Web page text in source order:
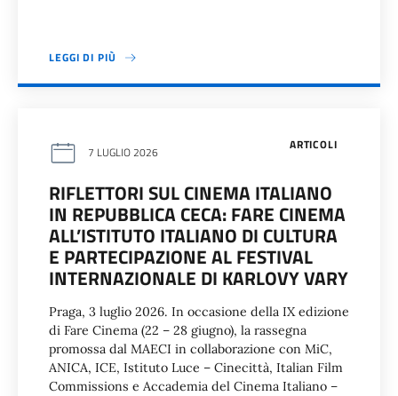
LEGGI DI PIÙ
ARTICOLI
7 LUGLIO 2026
RIFLETTORI SUL CINEMA ITALIANO
IN REPUBBLICA CECA: FARE CINEMA
ALL’ISTITUTO ITALIANO DI CULTURA
E PARTECIPAZIONE AL FESTIVAL
INTERNAZIONALE DI KARLOVY VARY
Praga, 3 luglio 2026. In occasione della IX edizione
di Fare Cinema (22 – 28 giugno), la rassegna
promossa dal MAECI in collaborazione con MiC,
ANICA, ICE, Istituto Luce – Cinecittà, Italian Film
Commissions e Accademia del Cinema Italiano –